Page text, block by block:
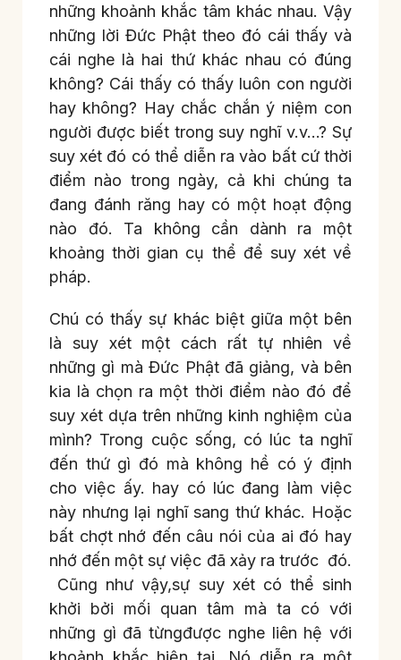
những khoảnh khắc tâm khác nhau. Vậy
những lời Đức Phật theo đó cái thấy và
cái nghe là hai thứ khác nhau có đúng
không? Cái thấy có thấy luôn con người
hay không? Hay chắc chắn ý niệm con
người được biết trong suy nghĩ v.v…? Sự
suy xét đó có thể diễn ra vào bất cứ thời
điểm nào trong ngày, cả khi chúng ta
đang đánh răng hay có một hoạt động
nào đó. Ta không cần dành ra một
khoảng thời gian cụ thể để suy xét về
pháp.
Chú có thấy sự khác biệt giữa một bên
là suy xét một cách rất tự nhiên về
những gì mà Đức Phật đã giảng, và bên
kia là chọn ra một thời điểm nào đó để
suy xét dựa trên những kinh nghiệm của
mình? Trong cuộc sống, có lúc ta nghĩ
đến thứ gì đó mà không hề có ý định
cho việc ấy. hay có lúc đang làm việc
này nhưng lại nghĩ sang thứ khác. Hoặc
bất chợt nhớ đến câu nói của ai đó hay
nhớ đến một sự việc đã xảy ra trước đó.
Cũng như vậy,sự suy xét có thể sinh
khởi bởi mối quan tâm mà ta có với
những gì đã từngđược nghe liên hệ với